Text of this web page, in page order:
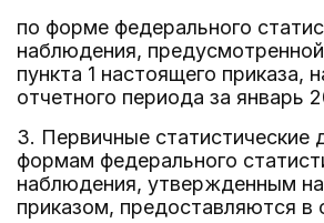
по форме федерального
наблюдения,
пункта 1 настоящего приказа,
отчетного периода за январь
3. Первичные статистические
формам федерального
наблюдения, утвержденным
приказом, предоставляются в